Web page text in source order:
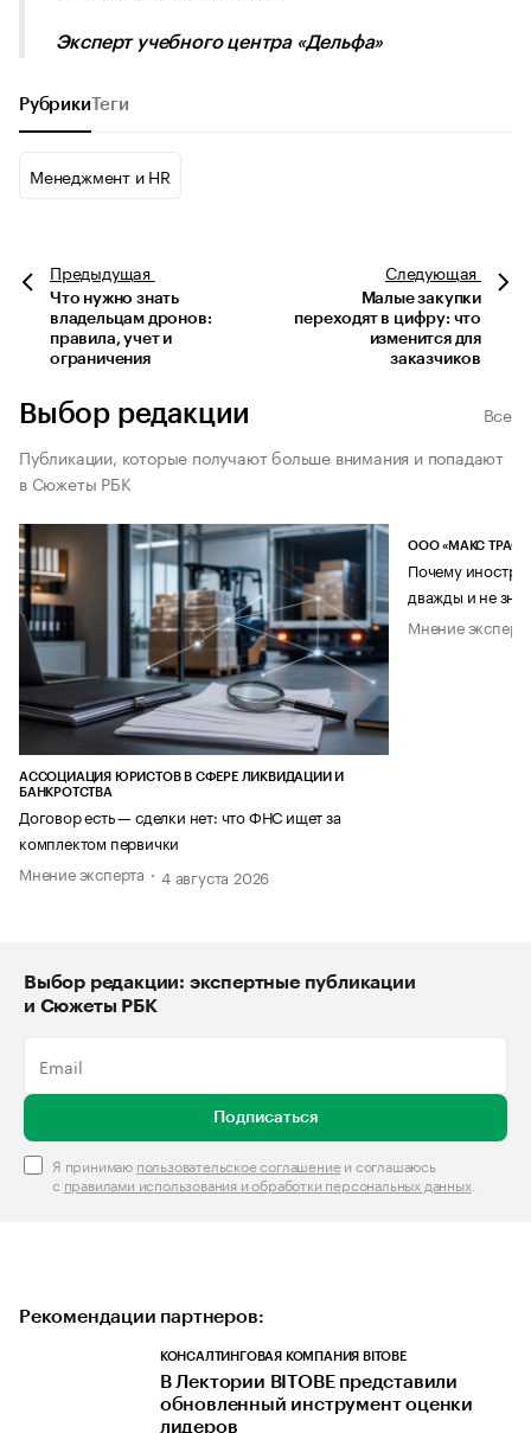
Эксперт учебного центра «Дельфа»
Рубрики Теги
Менеджмент и HR
Предыдущая
Что нужно знать
владельцам дронов:
правила, учет и
ограничения
Следующая
Малые закупки
переходят в цифру: что
изменится для
заказчиков
Выбор редакции
Все
Публикации, которые получают больше внимания и попадают
в Сюжеты РБК
АССОЦИАЦИЯ ЮРИСТОВ В СФЕРЕ ЛИКВИДАЦИИ И
БАНКРОТСТВА
Договор есть — сделки нет: что ФНС ищет за
комплектом первички
Мнение эксперта
4 августа 2026
ООО «МАКС ТРАСТ»
Почему
дважды и не
Мнение
Выбор редакции: экспертные публикации
и Сюжеты РБК
Подписаться
Я принимаю пользовательское соглашениеи соглашаюсь
с правилами использования и обработки персональных данных.
Рекомендации партнеров:
КОНСАЛТИНГОВАЯ КОМПАНИЯ BITOBE
В Лектории BITOBE представили
обновленный инструмент оценки
лидеров